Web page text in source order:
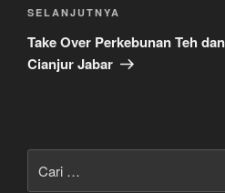
Pos
Selanjutnya
SELANJUTNYA
Take Over Perkebunan Teh
Cianjur Jabar
untuk: